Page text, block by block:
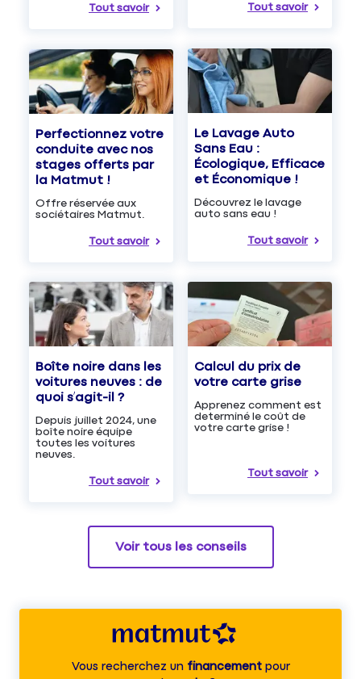
Tout savoir Tout savoir
Perfectionnez votre
conduite avec nos
stages offerts par
la Matmut !
Offre réservée aux
sociétaires Matmut.
Tout savoir
Le Lavage Auto
Sans Eau :
Écologique, Efficace
et Économique !
Découvrez le lavage
auto sans eau !
Tout savoir
Boîte noire dans les
voitures neuves : de
quoi s’agit-il ?
Depuis juillet 2024, une
boîte noire équipe
toutes les voitures
neuves.
Tout savoir
Calcul du prix de
votre carte grise
Apprenez comment est
determiné le coût de
votre carte grise !
Tout savoir
Voir tous les conseils
Vous recherchez unfinancementpour